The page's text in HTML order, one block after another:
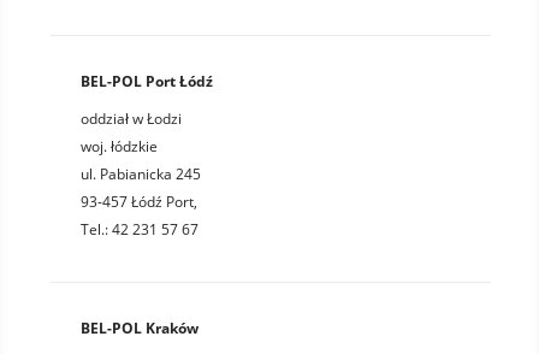
BEL-POL Port Łódź
oddział w Łodzi
woj. łódzkie
ul. Pabianicka 245
93-457 Łódź Port,
Tel.: 42 231 57 67
BEL-POL Kraków